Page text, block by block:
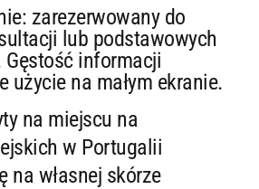
zarezerwowany do
lub podstawowych
informacji
użycie na małym ekranie.
na miejscu na
w Portugalii
na własnej skórze